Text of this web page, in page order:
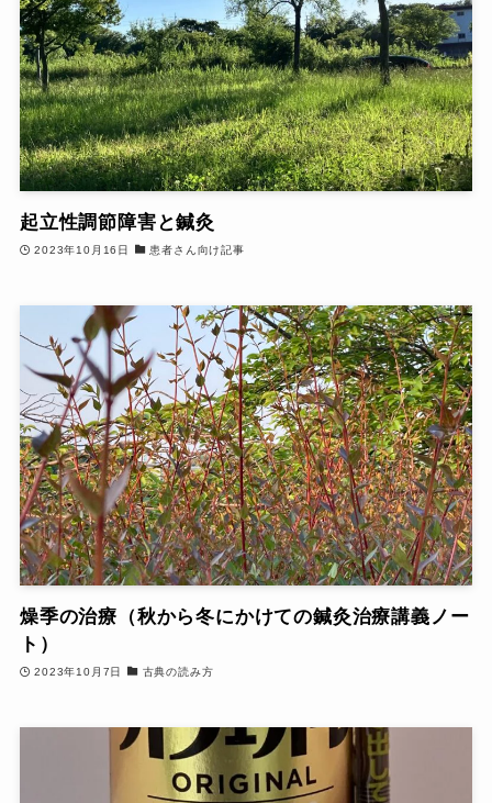
起立性調節障害と鍼灸
2023年10月16日 患者さん向け記事
燥季の治療（秋から冬にかけての鍼灸治療講義ノー
ト）
2023年10月7日 古典の読み方